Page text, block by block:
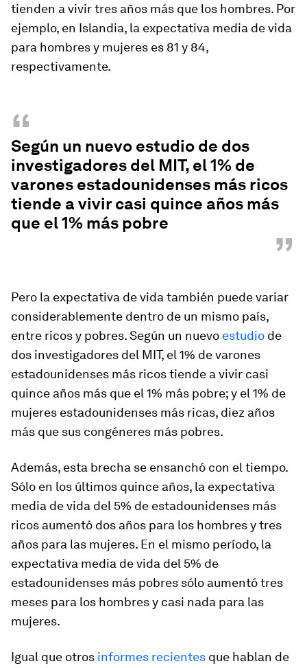
tienden a vivir tres años más que los hombres. Por
ejemplo, en Islandia, la expectativa media de vida
para hombres y mujeres es 81 y 84,
respectivamente.
“
Según un nuevo estudio de dos
investigadores del MIT, el 1% de
varones estadounidenses más ricos
tiende a vivir casi quince años más
que el 1% más pobre
”
Pero la expectativa de vida también puede variar
considerablemente dentro de un mismo país,
entre ricos y pobres. Según un nuevo estudio de
dos investigadores del MIT, el 1% de varones
estadounidenses más ricos tiende a vivir casi
quince años más que el 1% más pobre; y el 1% de
mujeres estadounidenses más ricas, diez años
más que sus congéneres más pobres.
Además, esta brecha se ensanchó con el tiempo.
Sólo en los últimos quince años, la expectativa
media de vida del 5% de estadounidenses más
ricos aumentó dos años para los hombres y tres
años para las mujeres. En el mismo período, la
expectativa media de vida del 5% de
estadounidenses más pobres sólo aumentó tres
meses para los hombres y casi nada para las
mujeres.
Igual que otros informes recientes que hablan de